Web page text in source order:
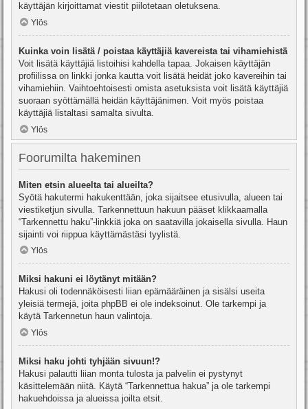
käyttäjän kirjoittamat viestit piilotetaan oletuksena.
Ylös
Kuinka voin lisätä / poistaa käyttäjiä kavereista tai vihamiehistä
Voit lisätä käyttäjiä listoihisi kahdella tapaa. Jokaisen käyttäjän
profiilissa on linkki jonka kautta voit lisätä heidät joko kavereihin tai
vihamiehiin. Vaihtoehtoisesti omista asetuksista voit lisätä käyttäjiä
suoraan syöttämällä heidän käyttäjänimen. Voit myös poistaa
käyttäjiä listaltasi samalta sivulta.
Ylös
Foorumilta hakeminen
Miten etsin alueelta tai alueilta?
Syötä hakutermi hakukenttään, joka sijaitsee etusivulla, alueen tai
viestiketjun sivulla. Tarkennettuun hakuun pääset klikkaamalla
“Tarkennettu haku”-linkkiä joka on saatavilla jokaisella sivulla. Haun
sijainti voi riippua käyttämästäsi tyylistä.
Ylös
Miksi hakuni ei löytänyt mitään?
Hakusi oli todennäköisesti liian epämääräinen ja sisälsi useita
yleisiä termejä, joita phpBB ei ole indeksoinut. Ole tarkempi ja
käytä Tarkennetun haun valintoja.
Ylös
Miksi haku johti tyhjään sivuun!?
Hakusi palautti liian monta tulosta ja palvelin ei pystynyt
käsittelemään niitä. Käytä “Tarkennettua hakua” ja ole tarkempi
hakuehdoissa ja alueissa joilta etsit.